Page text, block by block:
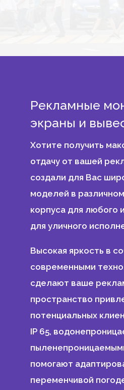
Рекламные
экраны и
Хотите получить
отдачу от вашей
создали для Вас
моделей в
корпуса для любого
для уличного
Высокая яркость в
современными
сделают ваше
пространство
потенциальных
IP 65,
помогают
переменчивой